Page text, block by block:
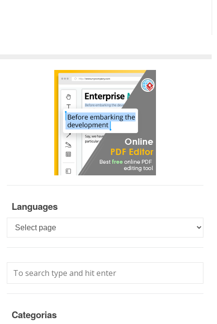
Languages
Languages
Categorias